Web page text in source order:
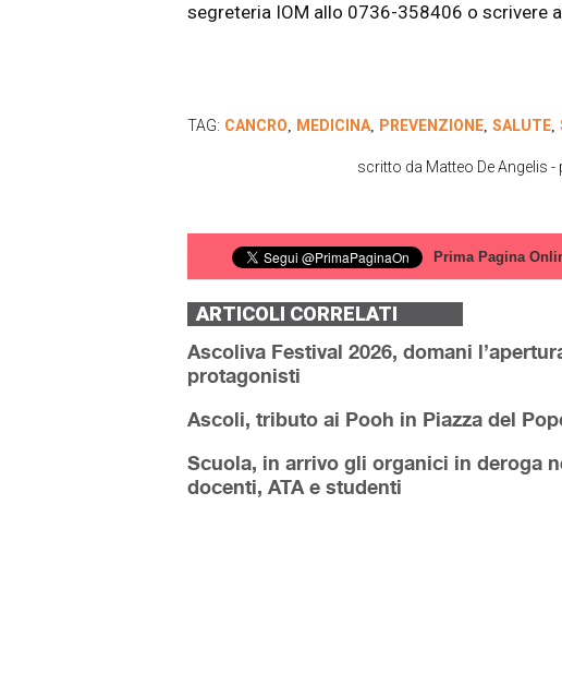
segreteria IOM allo 0736-358406 o scrivere
TAG: CANCRO, MEDICINA, PREVENZIONE, SALUTE,
scritto da Matteo De Angelis -
Prima Pagina
ARTICOLI CORRELATI
Ascoliva Festival 2026, domani
protagonisti
Ascoli, tributo ai Pooh in Piazza del
Scuola, in arrivo gli organici in deroga
docenti, ATA e studenti